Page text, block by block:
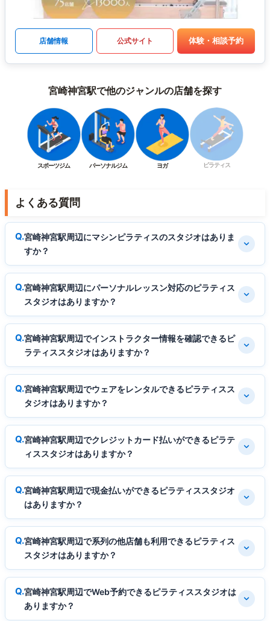
店舗情報 公式サイト 体験・相談予約
宮崎神宮駅で他のジャンルの店舗を探す
スポーツジム パーソナルジム ヨガ ピラティス
よくある質問
宮崎神宮駅周辺にマシンピラティスのスタジオはありま
すか？
宮崎神宮駅周辺にパーソナルレッスン対応のピラティス
スタジオはありますか？
宮崎神宮駅周辺でインストラクター情報を確認できるピ
ラティススタジオはありますか？
宮崎神宮駅周辺でウェアをレンタルできるピラティスス
タジオはありますか？
宮崎神宮駅周辺でクレジットカード払いができるピラテ
ィススタジオはありますか？
宮崎神宮駅周辺で現金払いができるピラティススタジオ
はありますか？
宮崎神宮駅周辺で系列の他店舗も利用できるピラティス
スタジオはありますか？
宮崎神宮駅周辺でWeb予約できるピラティススタジオは
ありますか？